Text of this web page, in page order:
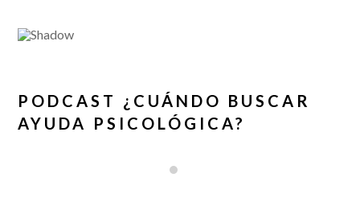
PODCAST ¿CUÁNDO BUSCAR
AYUDA PSICOLÓGICA?